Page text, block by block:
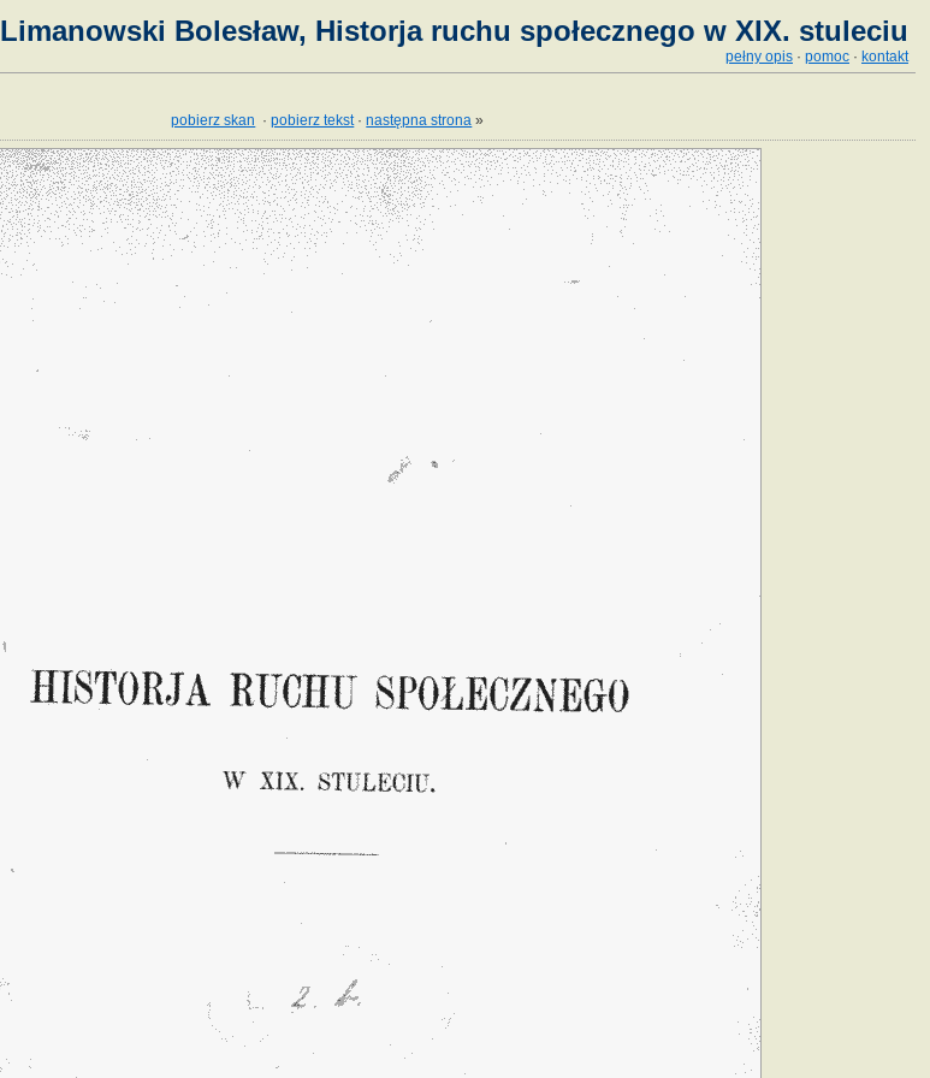
Limanowski Bolesław, Historja ruchu społecznego w XIX. stuleciu
pełny opis · pomoc · kontakt
pobierz skan ·pobierz tekst·następna strona »